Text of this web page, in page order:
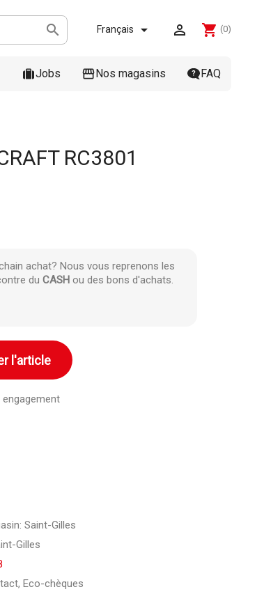
 shopping_cart (0)
Français  
Jobs Nos magasins FAQ
RC3801
achat? Nous vous reprenons les
du CASH ou des bons d'achats.
l'article
Saint-Gilles
Gilles
Eco-chèques